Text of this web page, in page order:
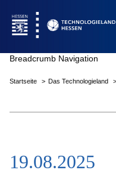
Das Technologieland
Breadcrumb Navigation
Startseite Das Technologieland
19.08.2025